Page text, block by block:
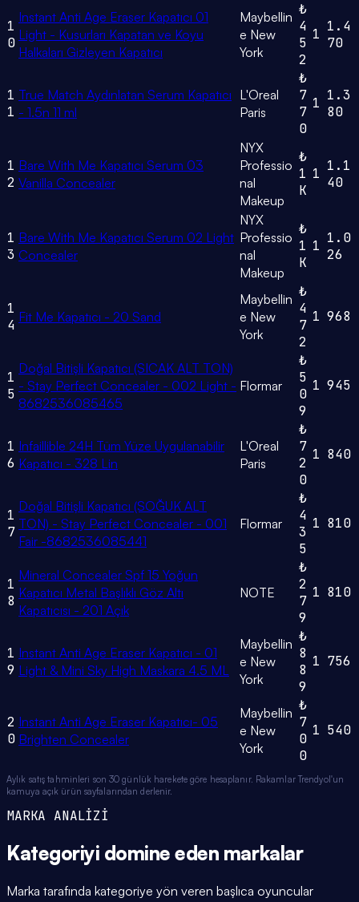
1
0
Instant Anti Age Eraser Kapatıcı 01
Light - Kusurları Kapatan ve Koyu
Halkaları Gizleyen Kapatıcı
Maybellin
e New
York
₺
4
5
2
1 1.4
70
1
1
True Match Aydınlatan Serum Kapatıcı
- 1.5n 11 ml
L'Oreal
Paris
₺
7
7
0
1 1.3
80
1
2
Bare With Me Kapatıcı Serum 03
Vanilla Concealer
NYX
Professio
nal
Makeup
₺
1
K
1 1.1
40
1
3
Bare With Me Kapatıcı Serum 02 Light
Concealer
NYX
Professio
nal
Makeup
₺
1
K
1 1.0
26
1
4 Fit Me Kapatıcı - 20 Sand
Maybellin
e New
York
₺
4
7
2
1 968
1
5
Doğal Bitişli Kapatıcı (SICAK ALT TON)
- Stay Perfect Concealer - 002 Light -
8682536085465
Flormar
₺
5
0
9
1 945
1
6
Infaillible 24H Tüm Yüze Uygulanabilir
Kapatıcı - 328 Lin
L'Oreal
Paris
₺
7
2
0
1 840
1
7
Doğal Bitişli Kapatıcı (SOĞUK ALT
TON) - Stay Perfect Concealer - 001
Fair -8682536085441
Flormar
₺
4
3
5
1 810
1
8
Mineral Concealer Spf 15 Yoğun
Kapatıcı Metal Başlıklı Göz Altı
Kapatıcısı - 201 Açık
NOTE
₺
2
7
9
1 810
1
9
Instant Anti Age Eraser Kapatıcı - 01
Light & Mini Sky High Maskara 4.5 ML
Maybellin
e New
York
₺
8
8
9
1 756
2
0
Instant Anti Age Eraser Kapatıcı- 05
Brighten Concealer
Maybellin
e New
York
₺
7
0
0
1 540
Aylık satış tahminleri son 30 günlük harekete göre hesaplanır. Rakamlar Trendyol'un
kamuya açık ürün sayfalarından derlenir.
MARKA ANALİZİ
Kategoriyi domine eden markalar
Marka tarafında kategoriye yön veren başlıca oyuncular